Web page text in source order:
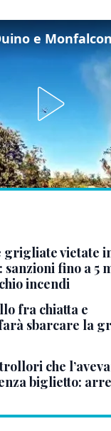
grigliate vietate
sanzioni fino a 5
incendi
fra chiatta e
sbarcare la
che
biglietto: